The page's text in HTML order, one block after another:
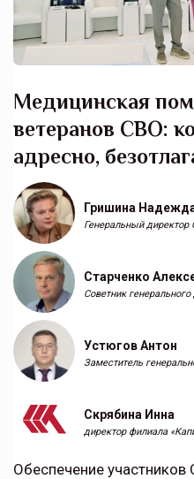
Медицинская
ветеранов СВО:
адресно,
Гришина
Генеральный
Старченко
Советник
Устюгов Антон
Заместитель
Скрябина Инна
директор филиала
Обеспечение